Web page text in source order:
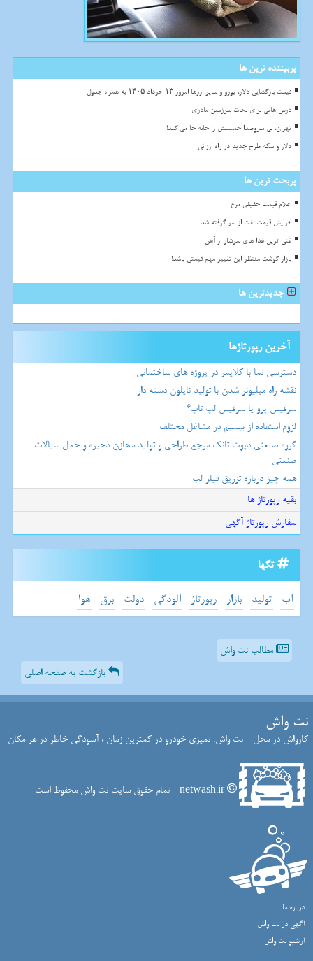
پربیننده ترین ها
قیمت بازگشایی دلار، یورو و سایر ارزها امروز ۱۳ خرداد ۱۴۰۵ به همراه جدول
درس هایی برای نجات سرزمین مادری
تهران، بی سروصدا جمعیتش را جابه جا می کند!
دلار و سکه طرح جدید در راه ارزانی
پربحث ترین ها
اعلام قیمت حقیقی مرغ
افزایش قیمت نفت از سر گرفته شد
غنی ترین غذا های سرشار از آهن
بازار گوشت منتظر این تغییر مهم قیمتی باشد!
جدیدترین ها
آخرین رپورتاژها
دسترسی نما با کلایمر در پروژه های ساختمانی
نقشه راه میلیونر شدن با تولید نایلون دسته دار
سرفیس پرو یا سرفیس لپ تاپ؟
لزوم استفاده از بیسیم در مشاغل مختلف
گروه صنعتی دپوت تانک مرجع طراحی و تولید مخازن ذخیره و حمل سیالات
صنعتی
همه چیز درباره تزریق فیلر لب
بقیه رپورتاژ ها
سفارش رپورتاژ آگهی
تگها
آب تولید بازار رپورتاژ آلودگی دولت برق هوا
مطالب نت واش
بازگشت به صفحه اصلی
نت واش
کارواش در محل - نت واش: تمیزی خودرو در کمترین زمان ، آسودگی خاطر در هر مکان
netwash.ir - تمام حقوق سایت نت واش محفوظ است
درباره ما
آگهی در نت واش
آرشیو نت واش